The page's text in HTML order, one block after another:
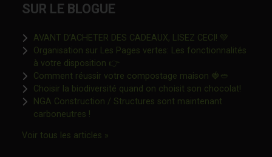
SUR LE BLOGUE
AVANT D’ACHETER DES CADEAUX, LISEZ CECI! 💚
Organisation sur Les Pages vertes: Les fonctionnalités
à votre disposition 👉Ce lien s'ouvrira dans une nouvelle
Comment réussir votre compostage maison 🍓🥙
Choisir la biodiversité quand on choisit son chocolat!Ce lien
NGA Construction / Structures sont maintenant
carboneutres !Ce lien s'ouvrira dans une nouvelle fenêtre"
Voir tous les articles »Ce lien s'ouvrira dans une nouvelle